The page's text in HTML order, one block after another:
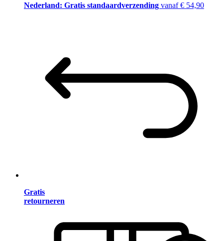
Nederland: Gratis standaardverzending vanaf € 54,90
Gratis
retourneren